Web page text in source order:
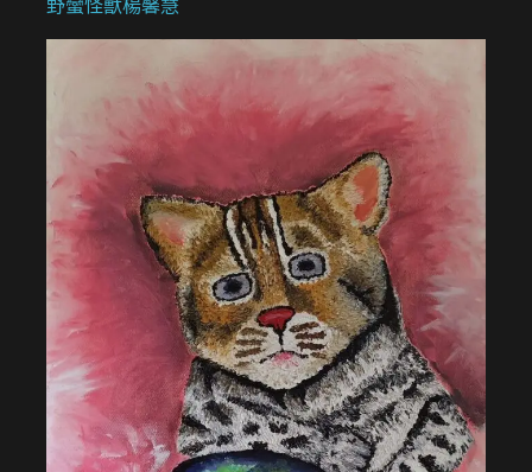
野蠻怪獸楊馨慧